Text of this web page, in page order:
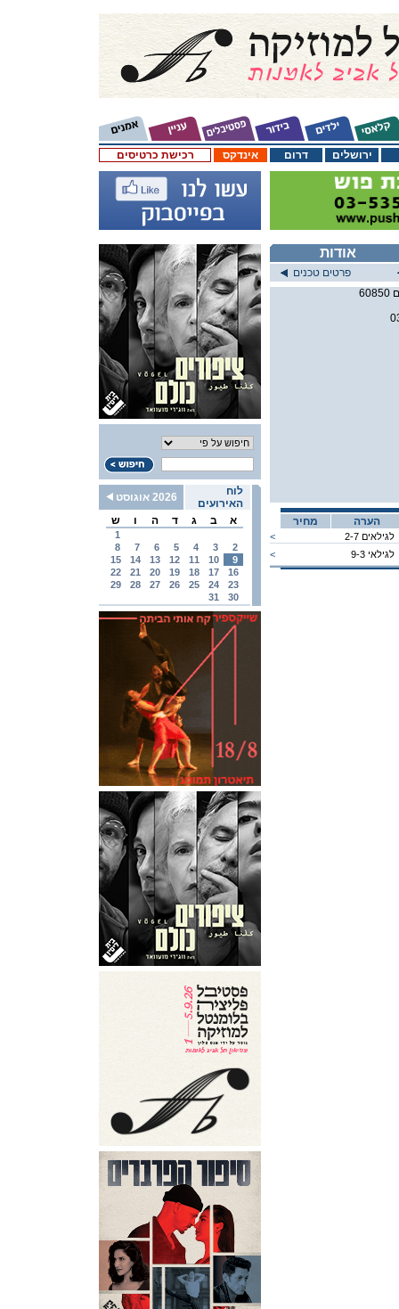
רכישת כרטיסים אינדקס דרום ירושלים
לוח
האירועים
2026 אוגוסט
א
ב ג ד ה ו ש
1
2
3
4
5
6
7
8
9
10
11
12
13
14
15
16
17
18
19
20
21
22
23
24
25
26
27
28
29
30
31
אודות
פרטים טכנים
מחיר הערה
<
לגילאים 2-7
<
לגילאי 9-3